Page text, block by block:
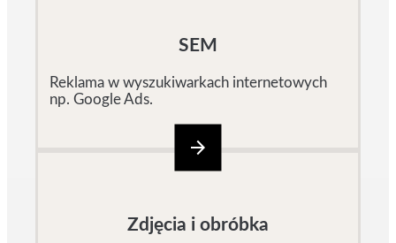
SEM
Reklama w wyszukiwarkach internetowych
np. Google Ads.
arrow_forward
Zdjęcia i obróbka